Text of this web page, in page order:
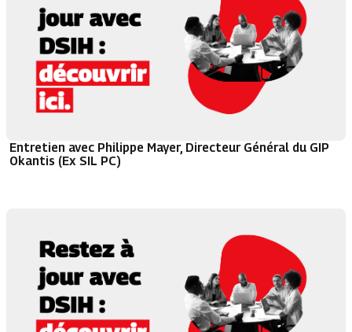
Entretien avec Philippe Mayer, Directeur Général du GIP
Okantis (Ex SIL PC)